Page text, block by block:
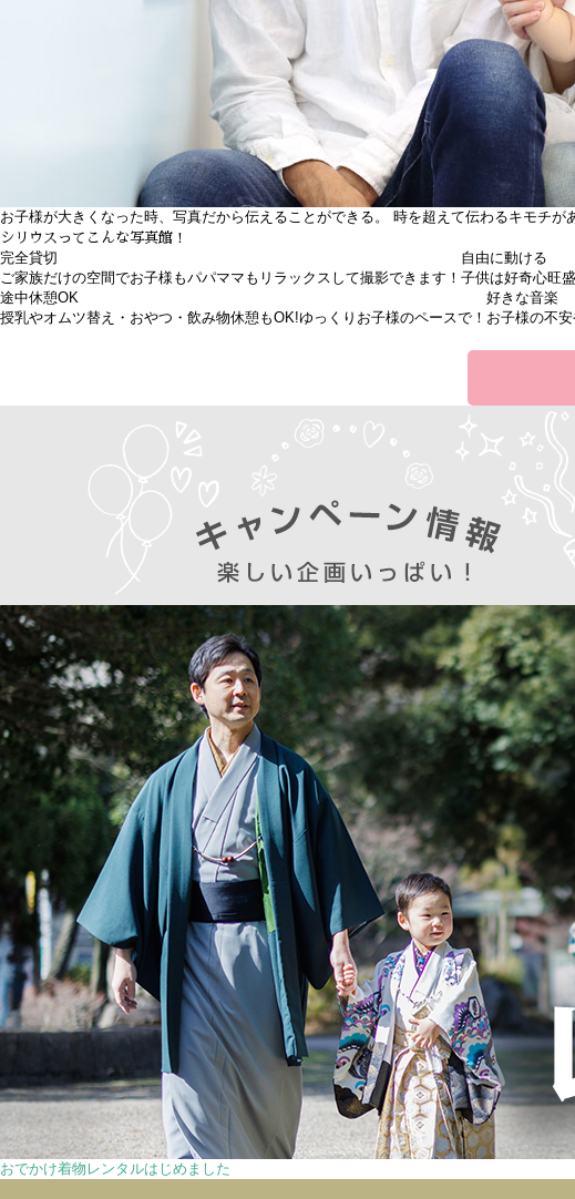
お子様が大きくなった時、写真だから伝えることができる。 時を超えて伝わるキモチが
シリウスってこんな写真館！
完全貸切
ご家族だけの空間でお子様もパパママもリラックスして撮影できます！
自由に動ける
子供は好奇心旺
途中休憩OK
授乳やオムツ替え・おやつ・飲み物休憩もOK!ゆっくりお子様のペースで！
好きな音楽
お子様の不
おでかけ着物レンタルはじめました